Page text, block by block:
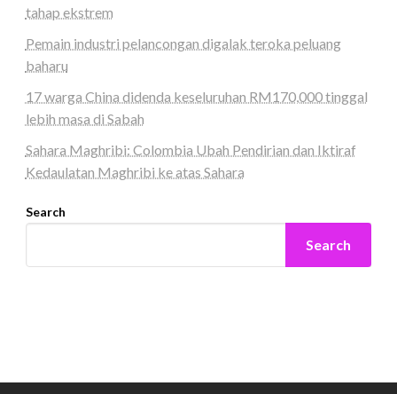
tahap ekstrem
Pemain industri pelancongan digalak teroka peluang
baharu
17 warga China didenda keseluruhan RM170,000 tinggal
lebih masa di Sabah
Sahara Maghribi: Colombia Ubah Pendirian dan Iktiraf
Kedaulatan Maghribi ke atas Sahara
Search
Search